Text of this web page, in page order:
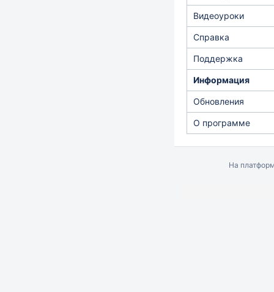
Видеоуроки
Справка
Поддержка
Информация
Обновления
О программе
На